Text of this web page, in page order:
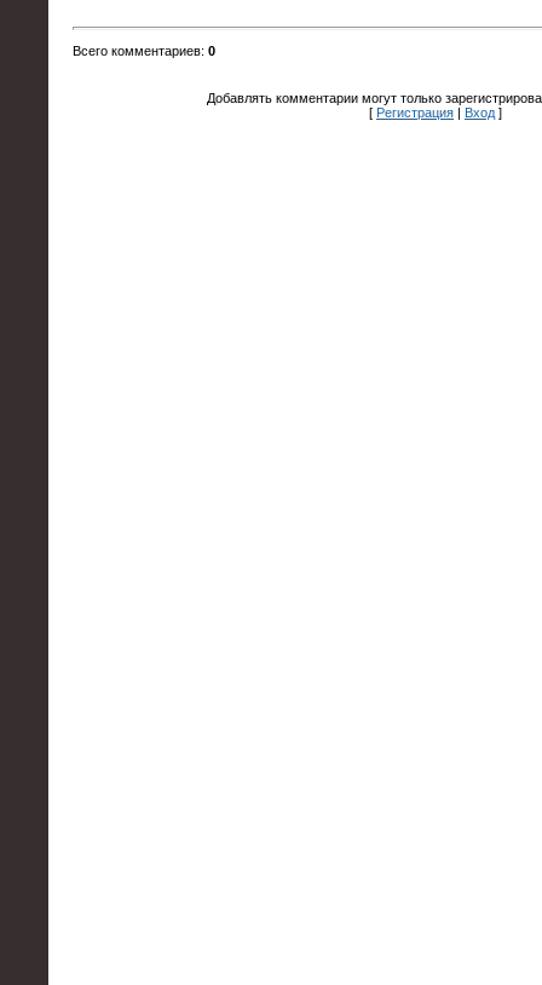
Всего комментариев: 0
Добавлять комментарии могут только
[ Регистрация Вход]